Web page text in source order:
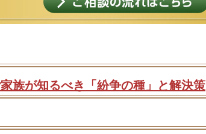
族が知るべき「紛争の種」と解決策